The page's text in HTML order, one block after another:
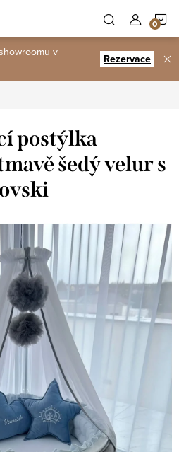
v
Rezervace
postýlka
šedý velur s